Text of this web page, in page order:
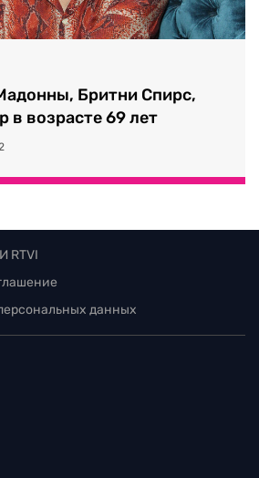
Бритни Спирс,
в возрасте 69 лет
RTVI
данных